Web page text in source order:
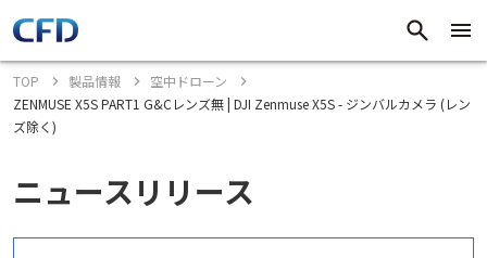
TOP 製品情報
空中ドローン
ZENMUSE X5S PART1 G&Cレンズ無 | DJI Zenmuse X5S - ジンバルカメラ (レン
ズ除く)
ニュースリリース